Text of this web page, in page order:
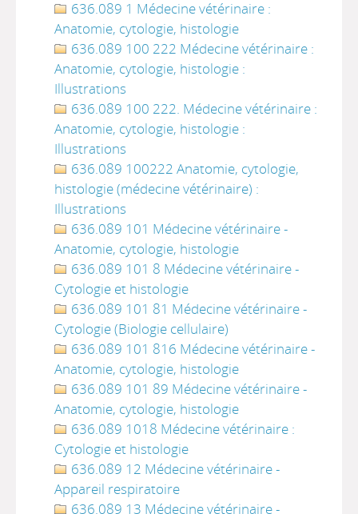
636.089 1 Médecine vétérinaire :
Anatomie, cytologie, histologie
636.089 100 222 Médecine vétérinaire :
Anatomie, cytologie, histologie :
Illustrations
636.089 100 222. Médecine vétérinaire :
Anatomie, cytologie, histologie :
Illustrations
636.089 100222 Anatomie, cytologie,
histologie (médecine vétérinaire) :
Illustrations
636.089 101 Médecine vétérinaire -
Anatomie, cytologie, histologie
636.089 101 8 Médecine vétérinaire -
Cytologie et histologie
636.089 101 81 Médecine vétérinaire -
Cytologie (Biologie cellulaire)
636.089 101 816 Médecine vétérinaire -
Anatomie, cytologie, histologie
636.089 101 89 Médecine vétérinaire -
Anatomie, cytologie, histologie
636.089 1018 Médecine vétérinaire :
Cytologie et histologie
636.089 12 Médecine vétérinaire -
Appareil respiratoire
636.089 13 Médecine vétérinaire -